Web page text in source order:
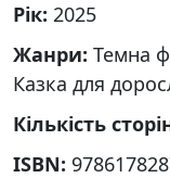
Рік: 2025
Жанри: Темна
Казка для
Кількість
ISBN: